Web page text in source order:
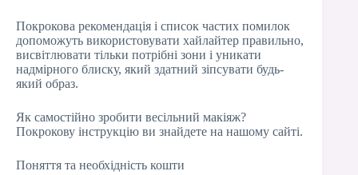
Покрокова рекомендація і список частих помилок
допоможуть використовувати хайлайтер правильно,
висвітлювати тільки потрібні зони і уникати
надмірного блиску, який здатний зіпсувати будь-
який образ.
Як самостійно зробити весільний макіяж?
Покрокову інструкцію ви знайдете на нашому сайті.
Поняття та необхідність кошти